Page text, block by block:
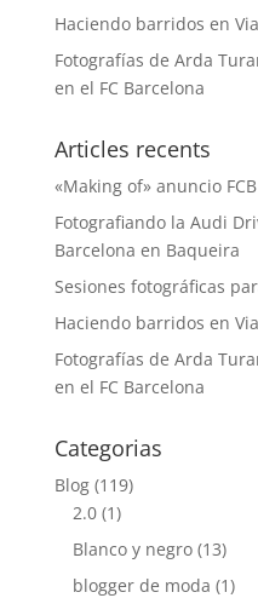
Haciendo barridos en
Fotografías de Arda
en el FC Barcelona
Articles recents
«Making of» anuncio
Fotografiando la Audi
Barcelona en Baqueira
Sesiones fotográficas
Haciendo barridos en
Fotografías de Arda
en el FC Barcelona
Categorias
Blog(119)
2.0(1)
Blanco y negro(13)
blogger de moda (1)